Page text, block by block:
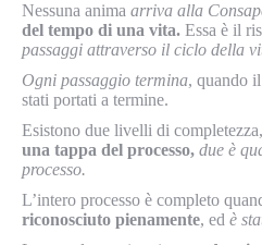
Nessuna anima arriva alla
del tempo di una vita. Essa è il
passaggi attraverso il ciclo della
Ogni passaggio termina, quando
stati portati a termine.
Esistono due livelli di completezza,
una tappa del processo, due è
processo.
L’intero processo è completo
riconosciuto pienamente, ed è